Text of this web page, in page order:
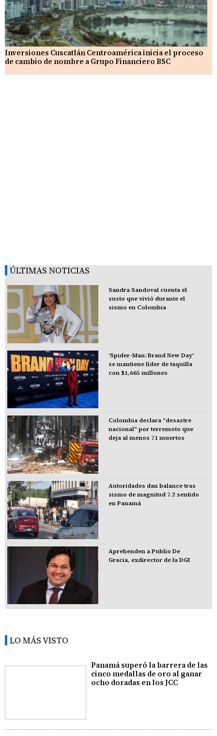
Inversiones Cuscatlán Centroamérica inicia el proceso
de cambio de nombre a Grupo Financiero BSC
ÚLTIMAS NOTICIAS
Sandra Sandoval cuenta el
susto que vivió durante el
sismo en Colombia
'Spider-Man: Brand New Day'
se mantiene líder de taquilla
con $1,665 millones
Colombia declara "desastre
nacional" por terremoto que
deja al menos 71 muertos
Autoridades dan balance tras
sismo de magnitud 7.2 sentido
en Panamá
Aprehenden a Publio De
Gracia, exdirector de la DGI
LO MÁS VISTO
Panamá superó la barrera de las
cinco medallas de oro al ganar
ocho doradas en los JCC